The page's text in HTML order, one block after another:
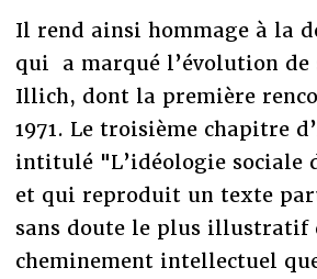
Il rend ainsi hommage à la
qui a marqué l’évolution de
Illich, dont la première
1971. Le troisième chapitre
intitulé "L’idéologie sociale
et qui reproduit un texte
sans doute le plus illustratif
cheminement intellectuel